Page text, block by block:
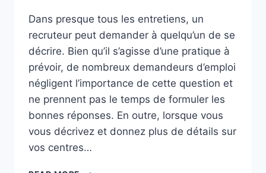
Dans presque tous les entretiens, un
recruteur peut demander à quelqu’un de se
décrire. Bien qu’il s’agisse d’une pratique à
prévoir, de nombreux demandeurs d’emploi
négligent l’importance de cette question et
ne prennent pas le temps de formuler les
bonnes réponses. En outre, lorsque vous
vous décrivez et donnez plus de détails sur
vos centres…
COMMENT